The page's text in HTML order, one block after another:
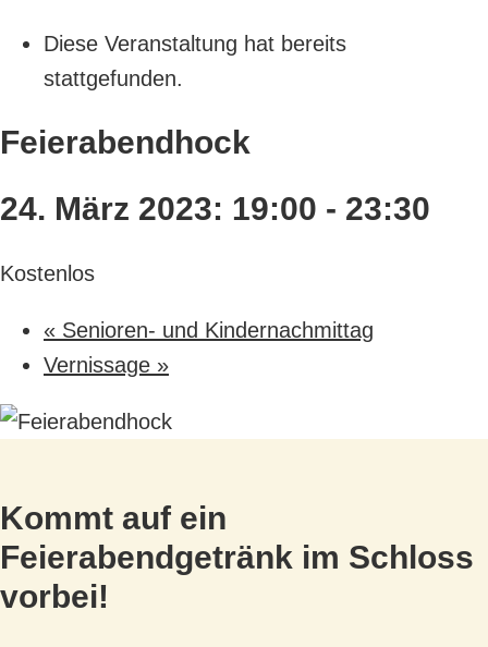
Diese Veranstaltung hat bereits
stattgefunden.
Feierabendhock
24. März 2023: 19:00 - 23:30
Kostenlos
« Senioren- und Kindernachmittag
Vernissage »
Kommt auf ein
Feierabendgetränk im Schloss
vorbei!